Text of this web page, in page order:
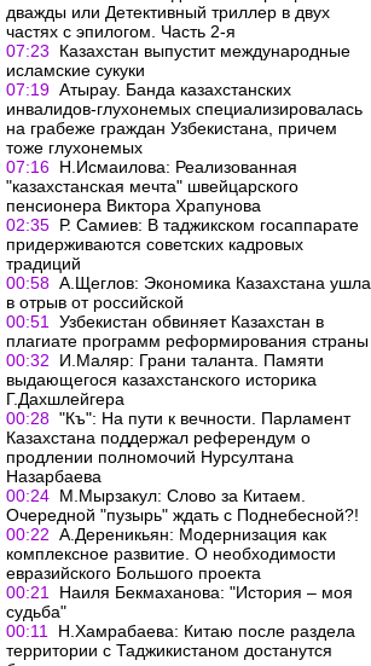
дважды или Детективный триллер в двух
частях с эпилогом. Часть 2-я
07:23
Казахстан выпустит международные
исламские сукуки
07:19 Атырау. Банда казахстанских
инвалидов-глухонемых специализировалась
на грабеже граждан Узбекистана, причем
тоже глухонемых
07:16 Н.Исмаилова: Реализованная
"казахстанская мечта" швейцарского
пенсионера Виктора Храпунова
02:35 Р. Самиев: В таджикском госаппарате
придерживаются советских кадровых
традиций
00:58 А.Щеглов: Экономика Казахстана ушла
в отрыв от российской
00:51
Узбекистан обвиняет Казахстан в
плагиате программ реформирования страны
00:32
И.Маляр: Грани таланта. Памяти
выдающегося казахстанского историка
Г.Дахшлейгера
00:28 "Къ": На пути к вечности. Парламент
Казахстана поддержал референдум о
продлении полномочий Нурсултана
Назарбаева
00:24 М.Мырзакул: Слово за Китаем.
Очередной "пузырь" ждать с Поднебесной?!
00:22 А.Дереникьян: Модернизация как
комплексное развитие. О необходимости
евразийского Большого проекта
00:21
Наиля Бекмаханова: "История – моя
судьба"
00:11
Н.Хамрабаева: Китаю после раздела
территории с Таджикистаном достанутся